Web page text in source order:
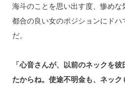
海斗のことを思い出す度、惨め
都合の良い女のポジションにド
だ。
「心音さんが、以前のネックを
たからね。使途不明金も、ネッ